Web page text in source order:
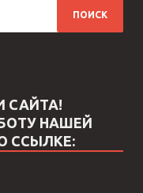
САЙТА!
НАШЕЙ
ССЫЛКЕ: